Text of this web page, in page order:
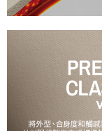
【注意事項】
易，需依本服務之必
權轉讓予恩沛科技股份
２．關於個人資料處
https://aftee.tw/terms/
３．未成年的使用者
「AFTEE先享後付」
４．使用「AFTEE先
7-11取貨付款
付款後7-11取貨